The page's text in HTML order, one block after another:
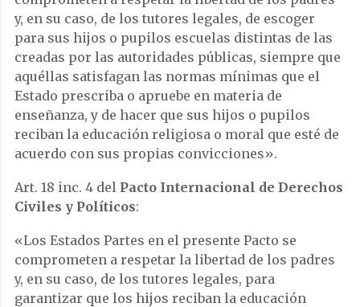
y, en su caso, de los tutores legales, de escoger
para sus hijos o pupilos escuelas distintas de las
creadas por las autoridades públicas, siempre que
aquéllas satisfagan las normas mínimas que el
Estado prescriba o apruebe en materia de
enseñanza, y de hacer que sus hijos o pupilos
reciban la educación religiosa o moral que esté de
acuerdo con sus propias convicciones».
Art. 18 inc. 4 del Pacto Internacional de Derechos
Civiles y Políticos:
«Los Estados Partes en el presente Pacto se
comprometen a respetar la libertad de los padres
y, en su caso, de los tutores legales, para
garantizar que los hijos reciban la educación